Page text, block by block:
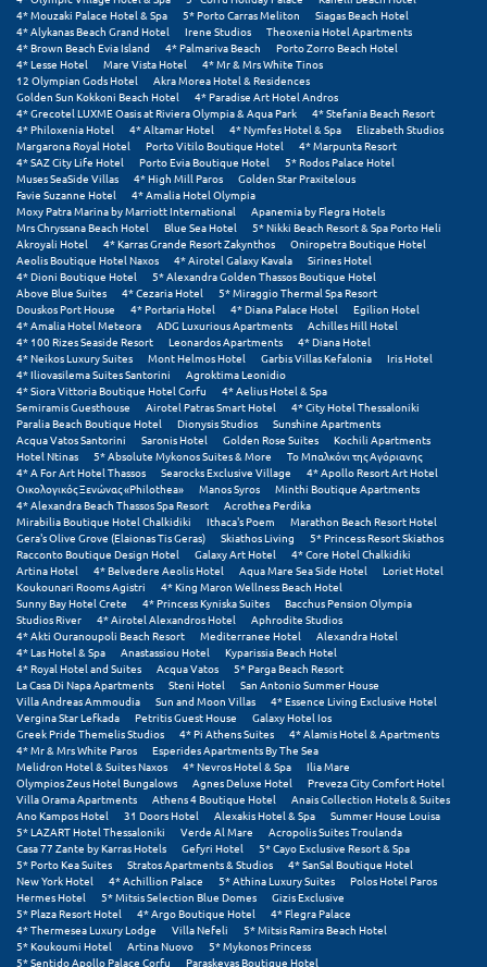
Μπαλί Κρήτης
Μπάνσκο
Μπούκα Μεσσηνίας
Μύκονος
Μυστράς
Μυτιλήνη
Ν
Νάξος
Νάουσα
Ναυπακτία
Ναύπλιο
Νέα Μάκρη
Νέα Στύρα Εύβοιας
Νέοι Πόροι Πιερίας
Ξ
Ξυλόκαστρο
Ο
Ορεινή Αρκαδία
Ορεινή Ναυπακτία
Π
Πάλαιρος
Παξοί
4* Mouzaki Palace Hotel & Spa
5* Porto Carras Meliton
Siagas Beach Hotel
4* Alykanas Beach Grand Hotel
Irene Studios
Theoxenia Hotel Apartments
4* Brown Beach Evia Island
4* Palmariva Beach
Porto Zorro Beach Hotel
4* Lesse Hotel
Mare Vista Hotel
4* Mr & Mrs White Tinos
12 Olympian Gods Hotel
Akra Morea Hotel & Residences
Golden Sun Kokkoni Beach Hotel
4* Paradise Art Hotel Andros
4* Grecotel LUXME Oasis at Riviera Olympia & Aqua Park
4* Stefania Beach Resort
4* Philoxenia Hotel
4* Altamar Hotel 4* Nymfes Hotel & Spa
Elizabeth Studios
Margarona Royal Hotel
Porto Vitilo Boutique Hotel
4* Marpunta Resort
4* SAZ City Life Hotel
Porto Evia Boutique Hotel
5* Rodos Palace Hotel
Muses SeaSide Villas
4* High Mill Paros
Golden Star Praxitelous
Favie Suzanne Hotel
4* Amalia Hotel Olympia
Moxy Patra Marina by Marriott International
Apanemia by Flegra Hotels
Mrs Chryssana Beach Hotel
Blue Sea Hotel
5* Nikki Beach Resort & Spa Porto Heli
Akroyali Hotel
4* Karras Grande Resort Zakynthos
Oniropetra Boutique Hotel
Aeolis Boutique Hotel Naxos
4* Airotel Galaxy Kavala
Sirines Hotel
4* Dioni Boutique Hotel
5* Alexandra Golden Thassos Boutique Hotel
Above Blue Suites
4* Cezaria Hotel
5* Miraggio Thermal Spa Resort
Douskos Port House
4* Portaria Hotel 4* Diana Palace Hotel
Egilion Hotel
4* Amalia Hotel Meteora
ADG Luxurious Apartments
Achilles Hill Hotel
4* 100 Rizes Seaside Resort
Leonardos Apartments
4* Diana Hotel
4* Neikos Luxury Suites
Mont Helmos Hotel Garbis Villas Kefalonia
Iris Hotel
4* Iliovasilema Suites Santorini
Agroktima Leonidio
4* Siora Vittoria Boutique Hotel Corfu
4* Aelius Hotel & Spa
Semiramis Guesthouse
Airotel Patras Smart Hotel
4* City Hotel Thessaloniki
Paralia Beach Boutique Hotel
Dionysis Studios
Sunshine Apartments
Acqua Vatos Santorini
Saronis Hotel Golden Rose Suites
Kochili Apartments
Hotel Ntinas
5* Absolute Mykonos Suites & More
Το Μπαλκόνι της Αγόριανης
4* A For Art Hotel Thassos
Searocks Exclusive Village
4* Apollo Resort Art Hotel
Οικολογικός Ξενώνας «Philothea»
Manos Syros
Minthi Boutique Apartments
4* Alexandra Beach Thassos Spa Resort
Acrothea Perdika
Mirabilia Boutique Hotel Chalkidiki
Ithaca's Poem
Marathon Beach Resort Hotel
Gera's Olive Grove (Elaionas Tis Geras)
Skiathos Living
5* Princess Resort Skiathos
Racconto Boutique Design Hotel
Galaxy Art Hotel
4* Core Hotel Chalkidiki
Artina Hotel
4* Belvedere Aeolis Hotel Aqua Mare Sea Side Hotel
Loriet Hotel
Koukounari Rooms Agistri
4* King Maron Wellness Beach Hotel
Sunny Bay Hotel Crete
4* Princess Kyniska Suites
Bacchus Pension Olympia
Studios River
4* Airotel Alexandros Hotel
Aphrodite Studios
4* Akti Ouranoupoli Beach Resort
Mediterranee Hotel
Alexandra Hotel
4* Las Hotel & Spa
Anastassiou Hotel
Kyparissia Beach Hotel
4* Royal Hotel and Suites
Acqua Vatos
5* Parga Beach Resort
La Casa Di Napa Apartments
Steni Hotel
San Antonio Summer House
Villa Andreas Ammoudia
Sun and Moon Villas
4* Essence Living Exclusive Hotel
Vergina Star Lefkada
Petritis Guest House
Galaxy Hotel Ios
Greek Pride Themelis Studios
4* Pi Athens Suites
4* Alamis Hotel & Apartments
4* Mr & Mrs White Paros
Esperides Apartments By The Sea
Melidron Hotel & Suites Naxos
4* Nevros Hotel & Spa
Ilia Mare
Olympios Zeus Hotel Bungalows
Agnes Deluxe Hotel
Preveza City Comfort Hotel
Villa Orama Apartments
Athens 4 Boutique Hotel
Anais Collection Hotels & Suites
Ano Kampos Hotel
31 Doors Hotel Alexakis Hotel & Spa
Summer House Louisa
5* LAZART Hotel Thessaloniki
Verde Al Mare
Acropolis Suites Troulanda
Casa 77 Zante by Karras Hotels
Gefyri Hotel
5* Cayo Exclusive Resort & Spa
5* Porto Kea Suites
Stratos Apartments & Studios
4* SanSal Boutique Hotel
New York Hotel
4* Achillion Palace 5* Athina Luxury Suites
Polos Hotel Paros
Hermes Hotel
5* Mitsis Selection Blue Domes
Gizis Exclusive
5* Plaza Resort Hotel
4* Argo Boutique Hotel
4* Flegra Palace
4* Thermesea Luxury Lodge
Villa Nefeli
5* Mitsis Ramira Beach Hotel
5* Koukoumi Hotel
Artina Nuovo
5* Mykonos Princess
5* Sentido Apollo Palace Corfu
Paraskevas Boutique Hotel